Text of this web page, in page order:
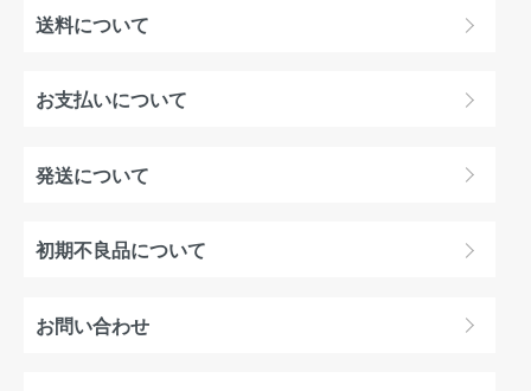
送料について
お支払いについて
発送について
初期不良品について
お問い合わせ